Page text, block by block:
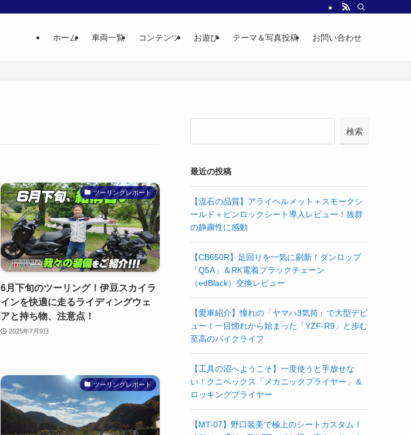
ホーム 車両一覧 コンテンツ お遊び テーマ＆写真投稿 お問い合わせ
ツーリングレポート
6月下旬のツーリング！伊豆スカイラ
インを快適に走るライディングウェ
アと持ち物、注意点！
2025年7月9日
ツーリングレポート
検索
最近の投稿
【流石の品質】アライヘルメット＋スモークシ
ールド＋ピンロックシート導入レビュー！抜群
の静粛性に感動
【CB650R】足回りを一気に刷新！ダンロップ
「Q5A」＆RK電着ブラックチェーン
（edBlack）交換レビュー
【愛車紹介】憧れの「ヤマハ3気筒」で大型デビ
ュー！一目惚れから始まった「YZF-R9」と歩む
至高のバイクライフ
【工具の沼へようこそ】一度使うと手放せな
い！クニペックス「メカニックプライヤー」＆
ロッキングプライヤー
【MT-07】野口装美で極上のシートカスタム！